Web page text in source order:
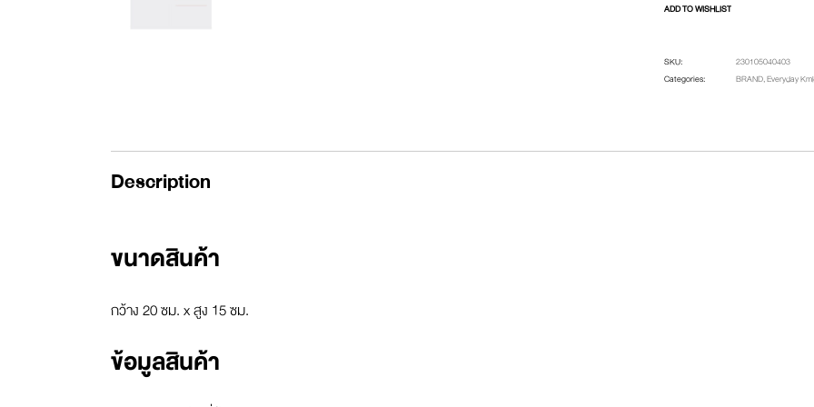
ADD TO WISHLIST
SKU:
230105040403
Categories:
BRAND,Everyday
Description
ขนาดสินค้า
กว้าง 20 ซม. x สูง 15 ซม.
ข้อมูลสินค้า